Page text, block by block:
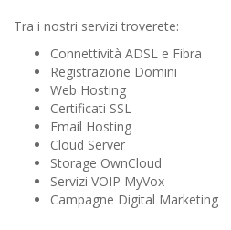
Tra i nostri servizi troverete:
Connettività ADSL e Fibra
Registrazione Domini
Web Hosting
Certificati SSL
Email Hosting
Cloud Server
Storage OwnCloud
Servizi VOIP MyVox
Campagne Digital Marketing